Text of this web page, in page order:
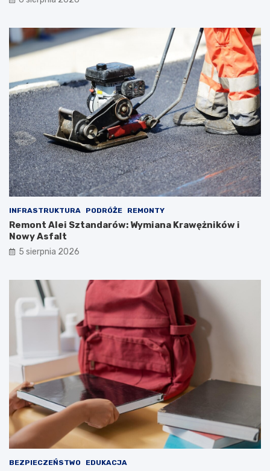
INFRASTRUKTURA PODRÓŻE REMONTY
Remont Alei Sztandarów: Wymiana Krawężników i
Nowy Asfalt
5 sierpnia 2026
BEZPIECZEŃSTWO EDUKACJA